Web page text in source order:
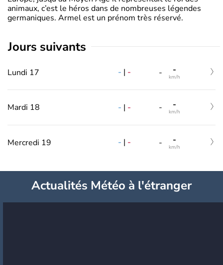
animaux, c’est le héros dans de nombreuses légendes
germaniques. Armel est un prénom très réservé.
jours suivants
Lundi 17 - | - - -
km/h
Mardi 18 - | - - -
km/h
Mercredi 19 - | - - -
km/h
Actualités Météo à l'étranger